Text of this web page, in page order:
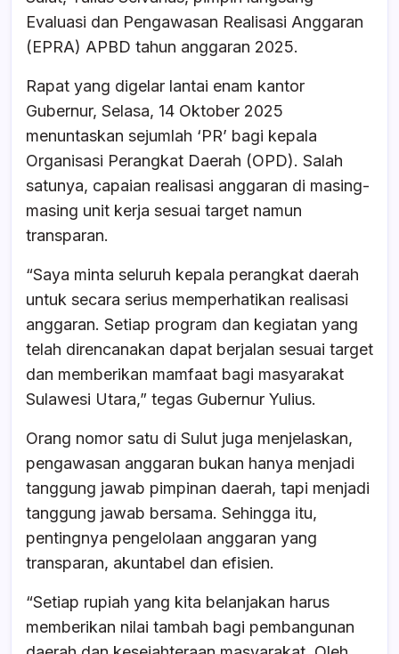
e
b
o
k
s
A
p
a
d
e
Evaluasi dan Pengawasan Realisasi Anggaran
(EPRA) APBD tahun anggaran 2025.
Rapat yang digelar lantai enam kantor
Gubernur, Selasa, 14 Oktober 2025
menuntaskan sejumlah ‘PR’ bagi kepala
Organisasi Perangkat Daerah (OPD). Salah
satunya, capaian realisasi anggaran di masing-
masing unit kerja sesuai target namun
transparan.
“Saya minta seluruh kepala perangkat daerah
untuk secara serius memperhatikan realisasi
anggaran. Setiap program dan kegiatan yang
telah direncanakan dapat berjalan sesuai target
dan memberikan mamfaat bagi masyarakat
Sulawesi Utara,” tegas Gubernur Yulius.
Orang nomor satu di Sulut juga menjelaskan,
pengawasan anggaran bukan hanya menjadi
tanggung jawab pimpinan daerah, tapi menjadi
tanggung jawab bersama. Sehingga itu,
pentingnya pengelolaan anggaran yang
transparan, akuntabel dan efisien.
“Setiap rupiah yang kita belanjakan harus
memberikan nilai tambah bagi pembangunan